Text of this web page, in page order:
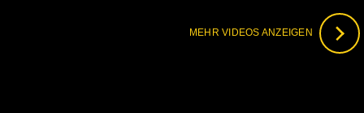
MEHR VIDEOS ANZEIGEN